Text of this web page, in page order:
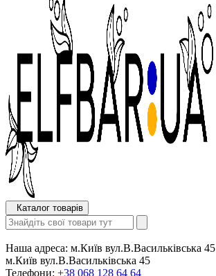
Каталог товарів
Наша адреса: м.Київ вул.В.Васильківська 45
м.Київ вул.В.Васильківська 45
Телефони: +38 068 128 64 64